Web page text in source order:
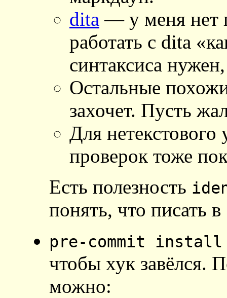
dita — у меня нет
работать с dita
синтаксиса
Остальные
захочет. Пусть
Для
проверок тоже
Есть полезность
понять, что писать в
pre-commit install
чтобы хук завёлся.
можно: